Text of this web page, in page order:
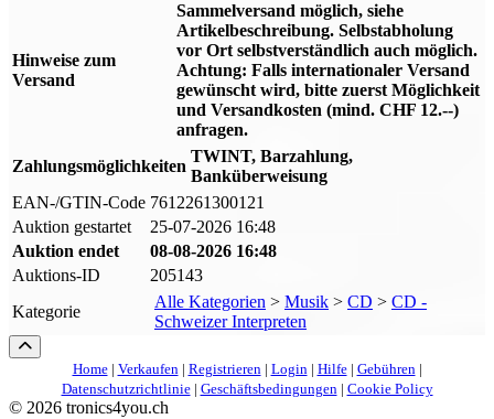
Hinweise zum
Versand
Sammelversand möglich, siehe
Artikelbeschreibung. Selbstabholung
vor Ort selbstverständlich auch möglich.
Achtung: Falls internationaler Versand
gewünscht wird, bitte zuerst Möglichkeit
und Versandkosten (mind. CHF 12.--)
anfragen.
Zahlungsmöglichkeiten
TWINT, Barzahlung,
Banküberweisung
EAN-/GTIN-Code 7612261300121
Auktion gestartet
25-07-2026 16:48
Auktion endet
08-08-2026 16:48
Auktions-ID
205143
Kategorie
Alle Kategorien > Musik > CD > CD -
Schweizer Interpreten
Home| Verkaufen| Registrieren| Login| Hilfe| Gebühren|
Datenschutzrichtlinie| Geschäftsbedingungen| Cookie Policy
© 2026 tronics4you.ch